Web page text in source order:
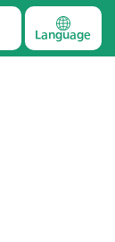
Language